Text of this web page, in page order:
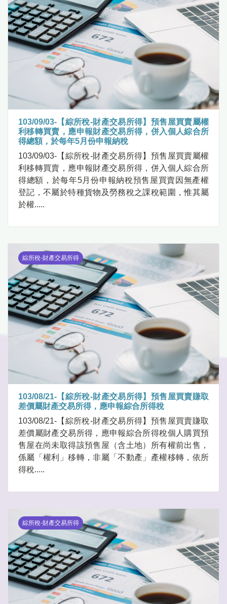
103/09/03-【綜所稅-財產交易所得】預售屋買賣屬權
利移轉買賣，應申報財產交易所得，併入個人綜合所
得總額，於每年5月份申報納稅
103/09/03-【綜所稅-財產交易所得】預售屋買賣屬權
利移轉買賣，應申報財產交易所得，併入個人綜合所
得總額，於每年5月份申報納稅預售屋買賣因無產權
登記，不屬於特種貨物及勞務稅之課稅範圍，惟其屬
於權.....
綜所稅-財產交易所得
103/08/21-【綜所稅-財產交易所得】預售屋買賣賺取
差價屬財產交易所得，應申報綜合所得稅
103/08/21-【綜所稅-財產交易所得】預售屋買賣賺取
差價屬財產交易所得，應申報綜合所得稅個人購買預
售屋在尚未取得該預售屋（含土地）所有權前出售，
係屬「權利」移轉，非屬「不動產」產權移轉，依所
得稅.....
綜所稅-財產交易所得